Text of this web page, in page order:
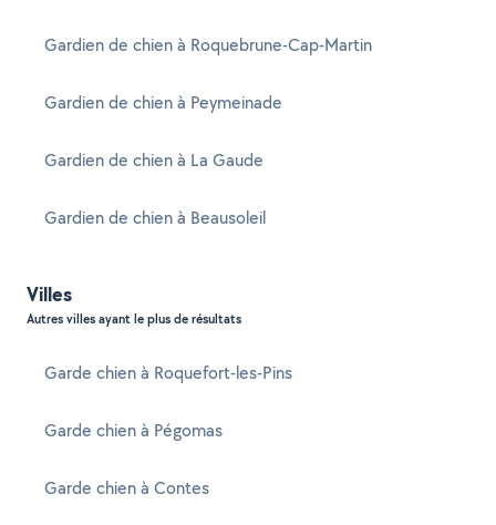
Gardien de chien à Roquebrune-Cap-Martin
Gardien de chien à Peymeinade
Gardien de chien à La Gaude
Gardien de chien à Beausoleil
Villes
Autres villes ayant le plus de résultats
Garde chien à Roquefort-les-Pins
Garde chien à Pégomas
Garde chien à Contes